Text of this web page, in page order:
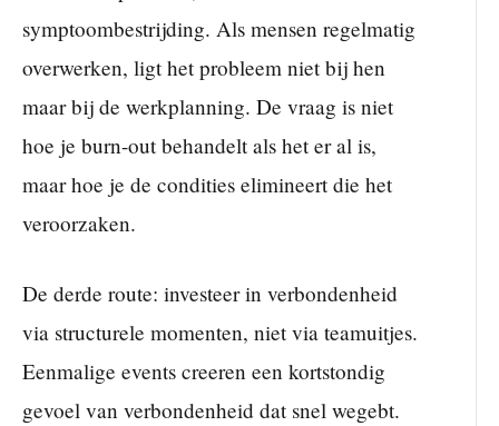
symptoombestrijding. Als mensen regelmatig
overwerken, ligt het probleem niet bij hen
maar bij de werkplanning. De vraag is niet
hoe je burn-out behandelt als het er al is,
maar hoe je de condities elimineert die het
veroorzaken.
De derde route: investeer in verbondenheid
via structurele momenten, niet via teamuitjes.
Eenmalige events creeren een kortstondig
gevoel van verbondenheid dat snel wegebt.